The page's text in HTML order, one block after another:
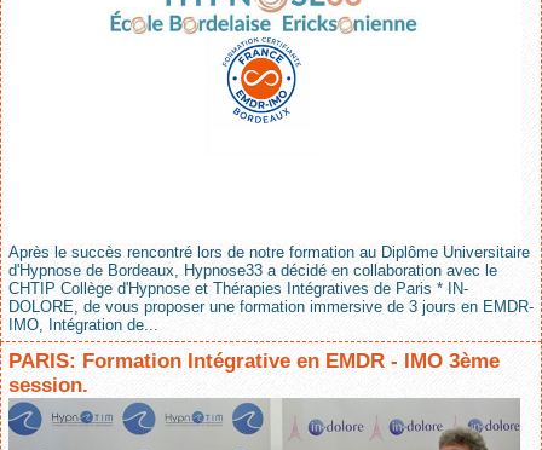
Après le succès rencontré lors de notre formation au Diplôme Universitaire
d'Hypnose de Bordeaux, Hypnose33 a décidé en collaboration avec le
CHTIP Collège d'Hypnose et Thérapies Intégratives de Paris * IN-
DOLORE, de vous proposer une formation immersive de 3 jours en EMDR-
IMO, Intégration de...
PARIS: Formation Intégrative en EMDR - IMO 3ème
session.